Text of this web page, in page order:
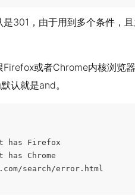
301，由于用到多个条件，
或者Chrome内核浏览
认就是and。